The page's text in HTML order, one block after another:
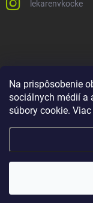
Na prispôsobenie
sociálnych médií a
súbory cookie.
lekarenvkocke